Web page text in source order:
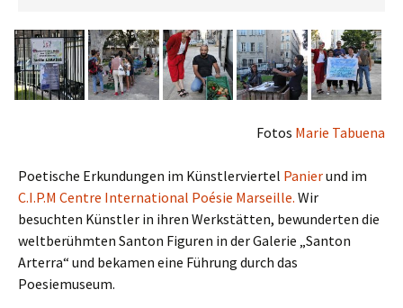
Fotos Marie Tabuena
Poetische Erkundungen im Künstlerviertel Panierund im
C.I.P.M Centre International Poésie Marseille. Wir
besuchten Künstler in ihren Werkstätten, bewunderten die
weltberühmten Santon Figuren in der Galerie „Santon
Arterra“ und bekamen eine Führung durch das
Poesiemuseum.